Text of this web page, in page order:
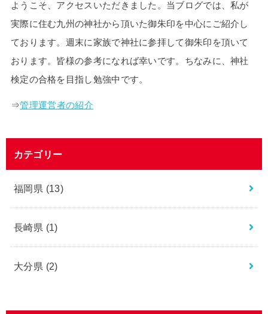
ようこそ、アクセスいただきました。当ブログでは、私が
実際に住む九州の神社から頂いた御朱印を中心にご紹介し
ております。週末に家族で神社に参拝して御朱印を頂いて
おります。皆様の参考になれば幸いです。ちなみに、神社
検定の合格を目指し勉強中です。
⇒管理運営者の紹介
カテゴリー
福岡県 (13)
長崎県 (1)
大分県 (2)